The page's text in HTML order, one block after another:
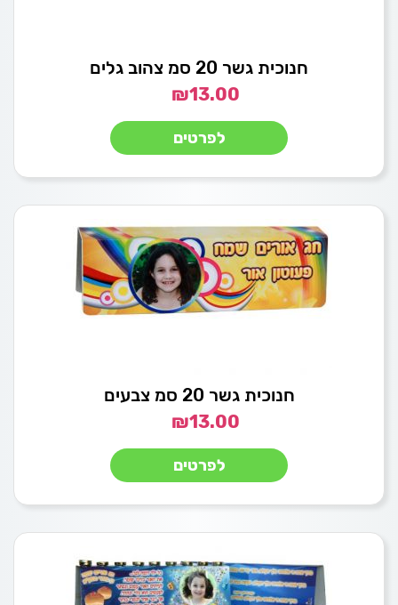
חנוכית גשר 20 סמ צהוב גלים
₪13.00
לפרטים
חנוכית גשר 20 סמ צבעים
₪13.00
לפרטים